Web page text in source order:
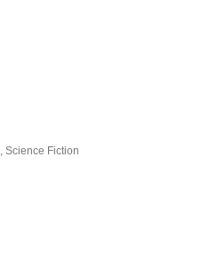
,Science Fiction